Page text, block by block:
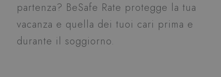
partenza? BeSafe Rate protegge la tua
vacanza e quella dei tuoi cari prima e
durante il soggiorno.